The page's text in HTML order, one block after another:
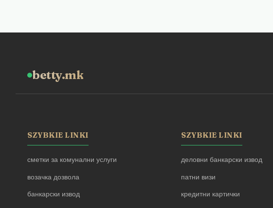
betty.mk
SZYBKIE LINKI
сметки за комунални услуги
возачка дозвола
банкарски извод
SZYBKIE LINKI
деловни банкарски извод
патни визи
кредитни картички